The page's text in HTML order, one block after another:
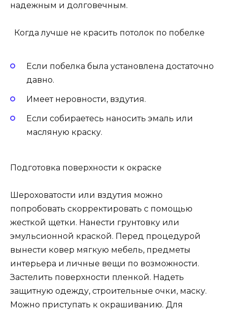
надежным и долговечным.
Когда лучше не красить потолок по побелке
Если побелка была установлена достаточно
давно.
Имеет неровности, вздутия.
Если собираетесь наносить эмаль или
масляную краску.
Подготовка поверхности к окраске
Шероховатости или вздутия можно
попробовать скорректировать с помощью
жесткой щетки. Нанести грунтовку или
эмульсионной краской. Перед процедурой
вынести ковер мягкую мебель, предметы
интерьера и личные вещи по возможности.
Застелить поверхности пленкой. Надеть
защитную одежду, строительные очки, маску.
Можно приступать к окрашиванию. Для